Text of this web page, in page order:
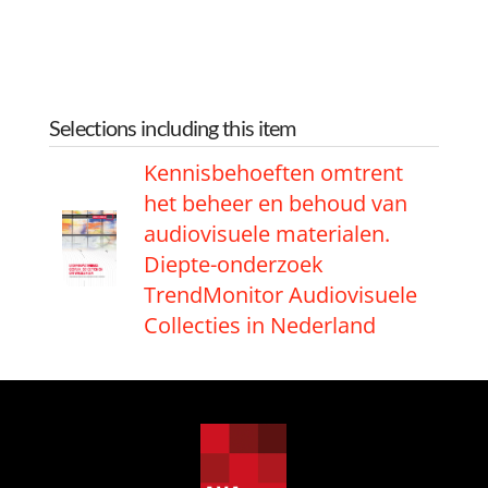
Selections including this item
Kennisbehoeften omtrent
het beheer en behoud van
audiovisuele materialen.
Diepte-onderzoek
TrendMonitor Audiovisuele
Collecties in Nederland